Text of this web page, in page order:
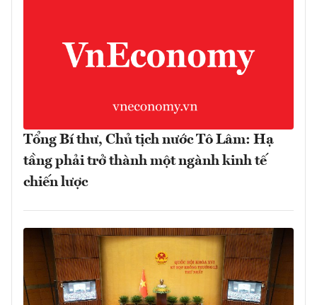
Tổng Bí thư, Chủ tịch nước Tô Lâm: Hạ
tầng phải trở thành một ngành kinh tế
chiến lược